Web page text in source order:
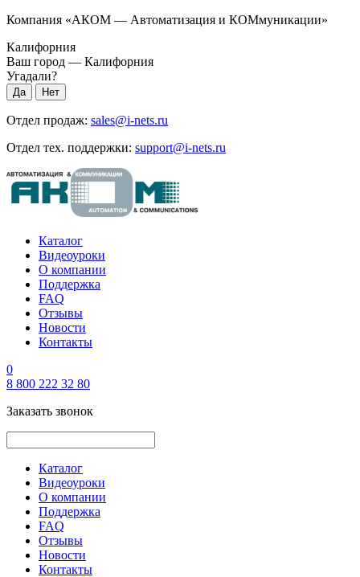
Компания «АКОМ — Автоматизация и КОМмуникации»
Калифорния
Ваш город — Калифорния
Угадали?
Отдел продаж: sales@i-nets.ru
Отдел тех. поддержки: support@i-nets.ru
Каталог
Видеоуроки
О компании
Поддержка
FAQ
Отзывы
Новости
Контакты
0
8 800 222 32 80
Заказать звонок
Каталог
Видеоуроки
О компании
Поддержка
FAQ
Отзывы
Новости
Контакты